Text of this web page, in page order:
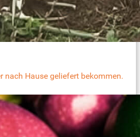
nach Hause geliefert bekommen.